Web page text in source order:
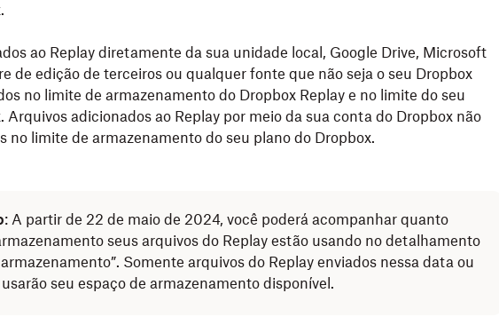
ao Replay diretamente da sua unidade local, Google Drive, Microsoft
de edição de terceiros ou qualquer fonte que não seja o seu Dropbox
no limite de armazenamento do Dropbox Replay e no limite do seu
Arquivos adicionados ao Replay por meio da sua conta do Dropbox não
no limite de armazenamento do seu plano do Dropbox.
: A partir de 22 de maio de 2024, você poderá acompanhar quanto
seus arquivos do Replay estão usando no detalhamento
Somente arquivos do Replay enviados nessa data ou
seu espaço de armazenamento disponível.